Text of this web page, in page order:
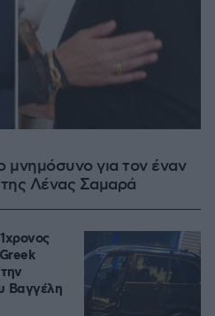
μνημόσυνο για τον έναν
Λένας Σαμαρά
Βαγγέλη